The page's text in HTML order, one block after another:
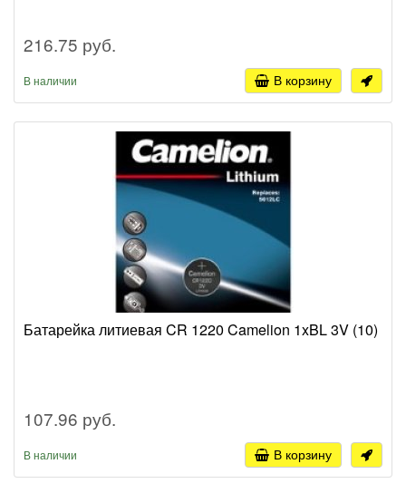
216.75 руб.
В наличии В корзину
Батарейка литиевая CR 1220 Camelion 1xBL 3V (10)
107.96 руб.
В наличии В корзину